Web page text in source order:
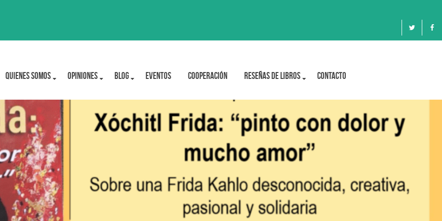
Quienes Somos OPINIONES BLOG Eventos Cooperación Reseñas de libros Contacto